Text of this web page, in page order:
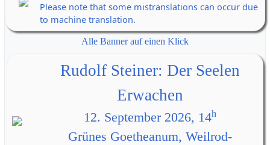
Please note that some mistranslations can occur due
to machine translation.
Alle Banner auf einen Klick
Rudolf Steiner: Der Seelen
Erwachen
12. September 2026, 14h
Grünes Goetheanum, Weilrod-